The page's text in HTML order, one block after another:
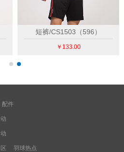
短裤/CS1503（596）
￥133.00
配件
羽球热点